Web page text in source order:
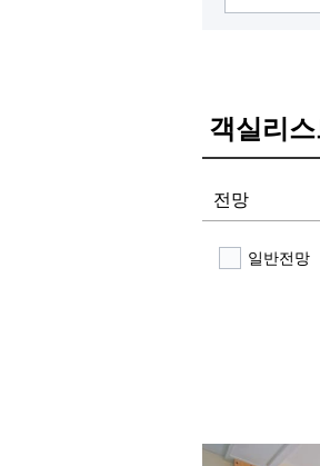
객실리
전망
일반전망